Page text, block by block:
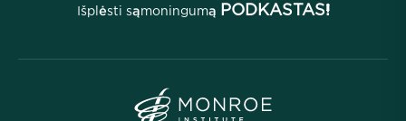
Išplėsti sąmoningumą PODKASTAS!